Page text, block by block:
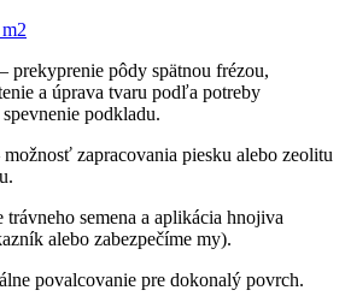
– prekyprenie pôdy spätnou frézou,
a úprava tvaru podľa potreby
podkladu.
možnosť zapracovania piesku alebo zeolitu
trávneho semena a aplikácia hnojiva
alebo zabezpečíme my).
povalcovanie pre dokonalý povrch.